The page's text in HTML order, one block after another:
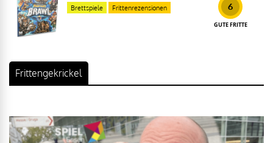
6
GUTE FRITTE
Brettspiele Frittenrezensionen
Frittengekrickel